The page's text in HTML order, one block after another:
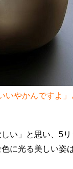
やかんですよ
い」と思い、5リ
に光る美しい姿